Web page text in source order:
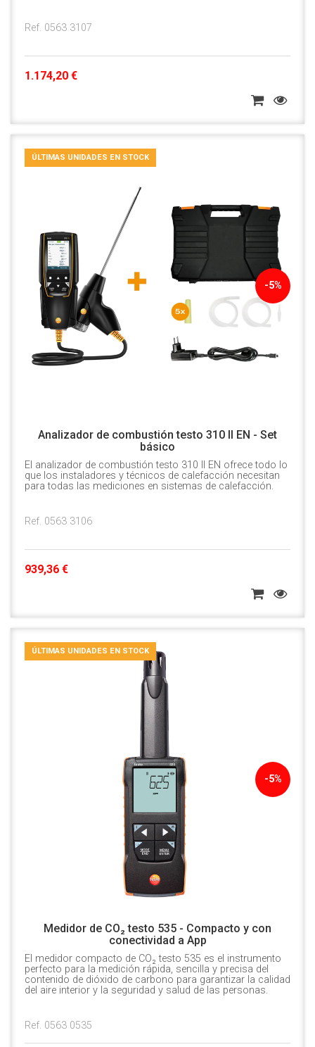
Ref. 0563 3107
1.174,20 €
-5%
ÚLTIMAS UNIDADES EN STOCK
Analizador de combustión testo 310 II EN - Set
básico
El analizador de combustión testo 310 II EN ofrece todo lo
que los instaladores y técnicos de calefacción necesitan
para todas las mediciones en sistemas de calefacción.
Ref. 0563 3106
939,36 €
-5%
ÚLTIMAS UNIDADES EN STOCK
Medidor de CO₂ testo 535 - Compacto y con
conectividad a App
El medidor compacto de CO₂ testo 535 es el instrumento
perfecto para la medición rápida, sencilla y precisa del
contenido de dióxido de carbono para garantizar la calidad
del aire interior y la seguridad y salud de las personas.
Ref. 0563 0535